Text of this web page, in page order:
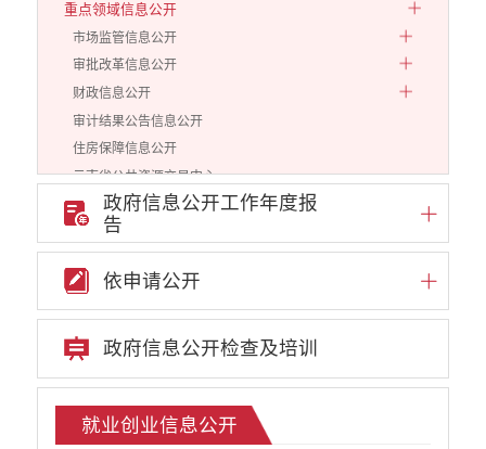
重点领域信息公开
市场监管信息公开
审批改革信息公开
财政信息公开
审计结果公告信息公开
住房保障信息公开
云南省公共资源交易中心
环境保护信息公开
价格和收费信息公开
重大建设项目信息公开
医疗卫生机构信息公开
旅游市场秩序和服务质量信息公开
就业创业信息公开
政府信息公开工作年度报
告
依申请公开
政府信息公开检查及培训
就业创业信息公开